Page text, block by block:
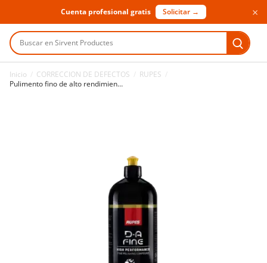
Cuenta profesional gratis Solicitar → ×
Buscar en Sirvent Productes
Inicio CORRECCION DE DEFECTOS RUPES
Pulimento fino de alto rendimiento Rupes